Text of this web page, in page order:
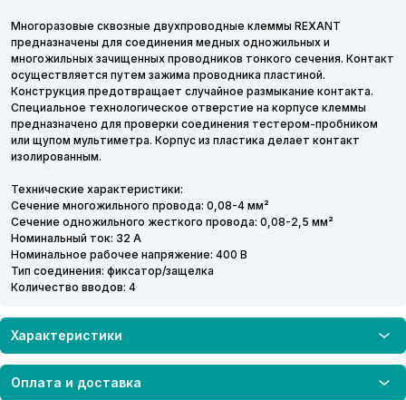
Многоразовые сквозные двухпроводные клеммы REXANT
предназначены для соединения медных одножильных и
многожильных зачищенных проводников тонкого сечения. Контакт
осуществляется путем зажима проводника пластиной.
Конструкция предотвращает случайное размыкание контакта.
Специальное технологическое отверстие на корпусе клеммы
предназначено для проверки соединения тестером-пробником
или щупом мультиметра. Корпус из пластика делает контакт
изолированным.
Технические характеристики:
Сечение многожильного провода: 0,08-4 мм²
Сечение одножильного жесткого провода: 0,08-2,5 мм²
Номинальный ток: 32 А
Номинальное рабочее напряжение: 400 В
Тип соединения: фиксатор/защелка
Количество вводов: 4
Характеристики
Оплата и доставка